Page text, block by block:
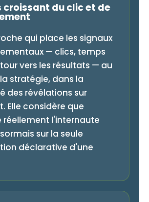
croissant du clic et de
qui place les signaux
— clics, temps
vers les résultats — au
stratégie, dans la
des révélations sur
Elle considère que
réellement l'internaute
sur la seule
déclarative d'une